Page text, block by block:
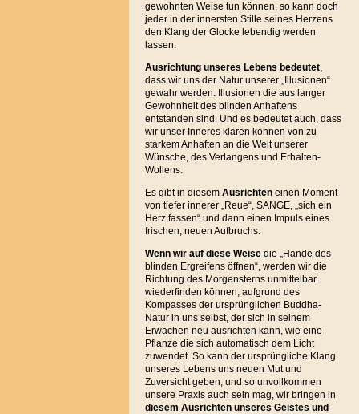
gewohnten Weise tun können, so kann doch
jeder in der innersten Stille seines Herzens
den Klang der Glocke lebendig werden
lassen.
Ausrichtung unseres Lebens bedeutet,
dass wir uns der Natur unserer „Illusionen“
gewahr werden. Illusionen die aus langer
Gewohnheit des blinden Anhaftens
entstanden sind. Und es bedeutet auch, dass
wir unser Inneres klären können von zu
starkem Anhaften an die Welt unserer
Wünsche, des Verlangens und Erhalten-
Wollens.
Es gibt in diesem Ausrichteneinen Moment
von tiefer innerer „Reue“, SANGE, „sich ein
Herz fassen“ und dann einen Impuls eines
frischen, neuen Aufbruchs.
Wenn wir auf diese Weisedie „Hände des
blinden Ergreifens öffnen“, werden wir die
Richtung des Morgensterns unmittelbar
wiederfinden können, aufgrund des
Kompasses der ursprünglichen Buddha-
Natur in uns selbst, der sich in seinem
Erwachen neu ausrichten kann, wie eine
Pflanze die sich automatisch dem Licht
zuwendet. So kann der ursprüngliche Klang
unseres Lebens uns neuen Mut und
Zuversicht geben, und so unvollkommen
unsere Praxis auch sein mag, wir bringen in
diesem Ausrichten unseres Geistes und